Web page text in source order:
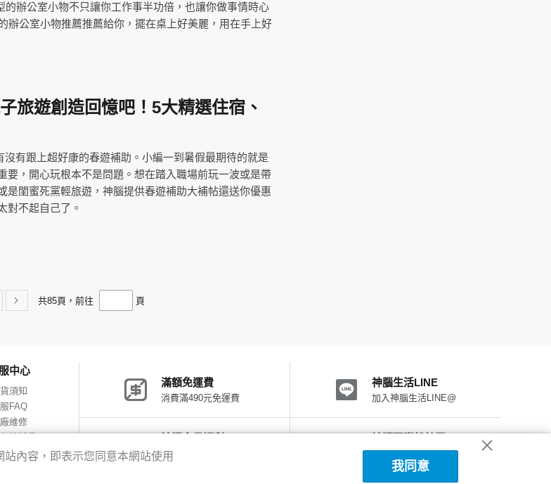
辦公室小物不只讓你工作事半功倍，也讓你做事情時心
辦公室小物推薦推薦給你，擺在桌上好美麗，用在手上好
旅遊創造回憶吧！5大精選住宿、
有跟上超好康的春遊補助。小編一到暑假最期待的就是
要，開心玩根本不是問題。想在踏入職場前玩一波或是帶
是閨蜜死黨輕旅遊，神腦提供春遊補助大補帖還送你優惠
對不起自己了。
共85頁，前往 頁
中心
須知
FAQ
維修
滿額免運費
消費滿490元免運費
神腦生活LINE
加入神腦生活LINE@
會員獨享優惠 加入FB粉絲團
內容，即表示您同意本網站使用
我同意